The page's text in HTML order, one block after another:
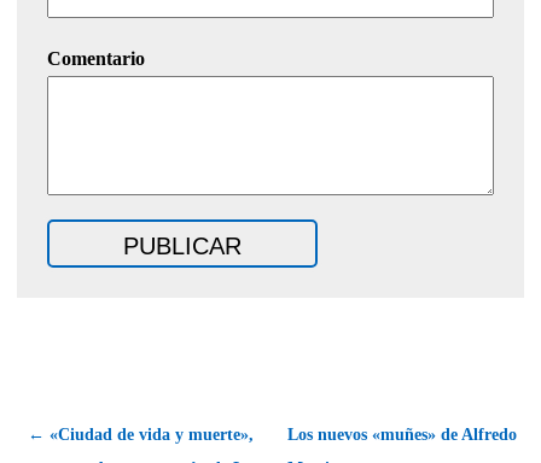
Comentario
← «Ciudad de vida y muerte»,
Los nuevos «muñes» de Alfredo